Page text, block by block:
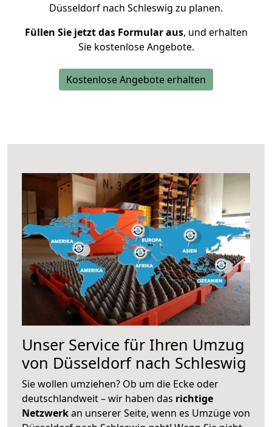
Düsseldorf nach Schleswig zu planen.
Füllen Sie jetzt das Formular aus, und erhalten
Sie kostenlose Angebote.
Kostenlose Angebote erhalten
Unser Service für Ihren Umzug
von Düsseldorf nach Schleswig
Sie wollen umziehen? Ob um die Ecke oder
deutschlandweit – wir haben das richtige
Netzwerkan unserer Seite, wenn es Umzüge von